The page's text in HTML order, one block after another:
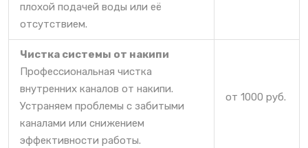
плохой подачей воды или её
отсутствием.
Чистка системы от накипи
Профессиональная чистка
внутренних каналов от накипи.
Устраняем проблемы с забитыми
каналами или снижением
эффективности работы.
от 1000 руб.